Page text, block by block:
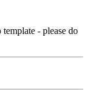
- please do